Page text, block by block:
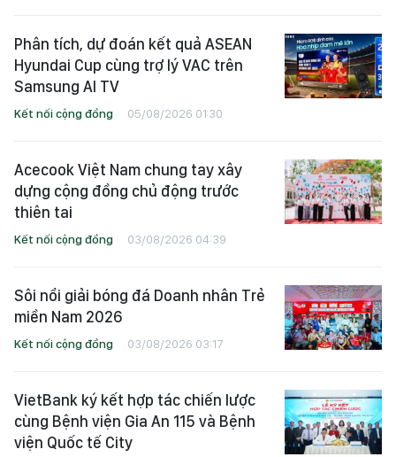
Phân tích, dự đoán kết quả ASEAN
Hyundai Cup cùng trợ lý VAC trên
Samsung AI TV
Kết nối cộng đồng 05/08/2026 01:30
Acecook Việt Nam chung tay xây
dựng cộng đồng chủ động trước
thiên tai
Kết nối cộng đồng 03/08/2026 04:39
Sôi nổi giải bóng đá Doanh nhân Trẻ
miền Nam 2026
Kết nối cộng đồng 03/08/2026 03:17
VietBank ký kết hợp tác chiến lược
cùng Bệnh viện Gia An 115 và Bệnh
viện Quốc tế City